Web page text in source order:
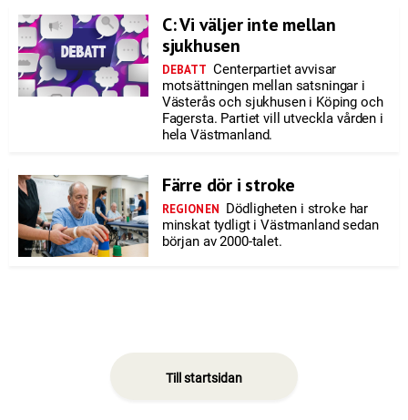
C: Vi väljer inte mellan
sjukhusen
DEBATT Centerpartiet avvisar
motsättningen mellan satsningar i
Västerås och sjukhusen i Köping och
Fagersta. Partiet vill utveckla vården i
hela Västmanland.
Färre dör i stroke
REGIONEN Dödligheten i stroke har
minskat tydligt i Västmanland sedan
början av 2000-talet.
Till startsidan